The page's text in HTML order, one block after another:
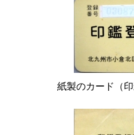
紙製のカード（